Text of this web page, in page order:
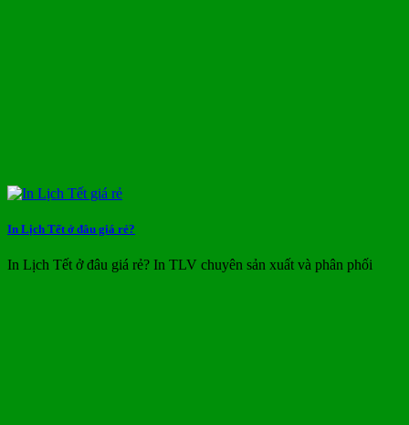
In Lịch Tết ở đâu giá rẻ?
In Lịch Tết ở đâu giá rẻ? In TLV chuyên sản xuất và phân phối